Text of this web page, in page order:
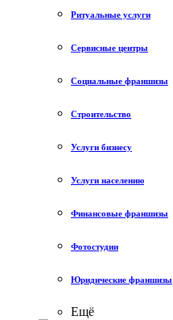
Ритуальные услуги
Сервисные центры
Социальные франшизы
Строительство
Услуги бизнесу
Услуги населению
Финансовые франшизы
Фотостудии
Юридические франшизы
Ещё